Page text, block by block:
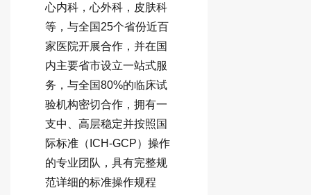
心内科，心外科，皮肤科
等，与全国25个省份近百
家医院开展合作，并在国
内主要省市设立一站式服
务，与全国80%的临床试
验机构密切合作，拥有一
支中、高层稳定并按照国
际标准（ICH-GCP）操作
的专业团队，具有完整规
范详细的标准操作规程